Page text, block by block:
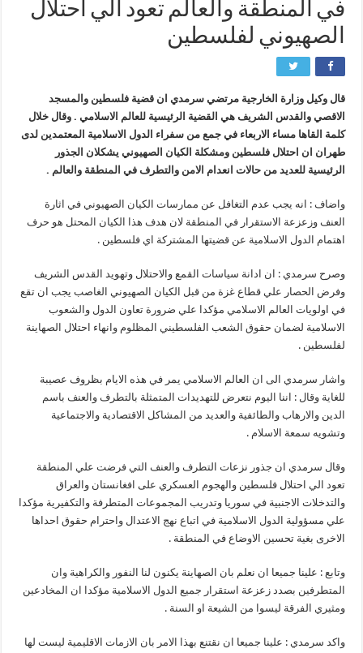
في المنطقة والعالم تعود الي احتلال
الصهيوني لفلسطين
قال وكيل وزارة الخارجية مرتضي سرمدي ان قضية فلسطين والمسجد
الاقصي والقدس الشريف هي القضية الرئيسية للعالم الاسلامي . وقال خلال
كلمة القاها مساء الاربعاء في جمع من سفراء الدول الاسلامية المعتمدين لدى
طهران ان احتلال فلسطين ومشكلة الكيان الصهيوني يشكلان الجذور
الرئيسية للعديد من حالات انعدام الامن والتطرف في المنطقة والعالم .
واضاف : انه يجب عدم التغافل عن ممارسات الكيان الصهيوني في اثارة
العنف وزعزعة الاستقرار في المنطقة لان هدف هذا الكيان المحتل هو حرف
اهتمام الدول الاسلامية عن قضيتها المشتركة اي فلسطين .
وصرح سرمدي : ان ادانة سياسات القمع والاحتلال وتهويد القدس الشريف
وفرض الحصار علي قطاع غزة من قبل الكيان الصهيوني الغاصب يجب ان تقع
في اولويات العالم الاسلامي مؤكدا علي ضرورة تعاون الدول والشعوب
الاسلامية لضمان حقوق الشعب الفلسطيني المظلوم وانهاء احتلال الصهاينة
لفلسطين .
واشار سرمدي الى ان العالم الاسلامي يمر في هذه الايام بظروف عصيبة
للغاية وقال : اننا اليوم نتعرض للتهديدات المتمثلة بالتطرف والعنف باسم
الدين والارهاب والطائفية والعديد من المشاكل الاقتصادية والاجتماعية
وتشويه سمعة الاسلام .
وقال سرمدي ان جذور نزعات التطرف والعنف التي فرضت علي المنطقة
تعود الي احتلال فلسطين والهجوم العسكري على افغانستان والعراق
والتدخلات الاجنبية في سوريا وتدريب المجموعات المتطرفة والتكفيرية مؤكدا
علي مسؤولية الدول الاسلامية في اتباع نهج الاعتدال واحترام حقوق احداها
الاخرى بغية تحسين الاوضاع في المنطقة .
وتابع : علينا جميعا ان نعلم بان الصهاينة يكنون لنا النفور والكراهية وان
المتطرفين بصدد زعزعة استقرار جميع الدول الاسلامية مؤكدا ان المخادعين
ومثيري الفرقة ليسوا من الشيعة او السنة .
واكد سرمدي : علينا جميعا ان نقتنع بهذا الامر بان الازمات الاقليمية ليست لها